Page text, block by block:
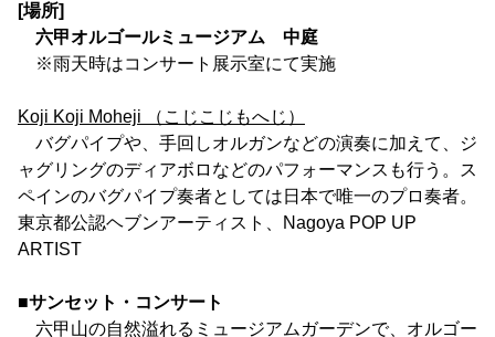
[場所]
六甲オルゴールミュージアム 中庭
※雨天時はコンサート展示室にて実施
Koji Koji Moheji （こじこじもへじ）
バグパイプや、手回しオルガンなどの演奏に加えて、ジ
ャグリングのディアボロなどのパフォーマンスも行う。ス
ペインのバグパイプ奏者としては日本で唯一のプロ奏者。
東京都公認ヘブンアーティスト、Nagoya POP UP
ARTIST
■サンセット・コンサート
六甲山の自然溢れるミュージアムガーデンで、オルゴー